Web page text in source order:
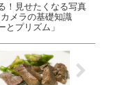
！見せたくなる写真
メラの基礎知識
とプリズム」